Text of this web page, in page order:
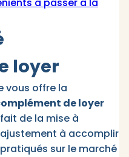
à passer à la
loyer
vous offre la
de loyer
de la mise à
à accomplir
sur le marché